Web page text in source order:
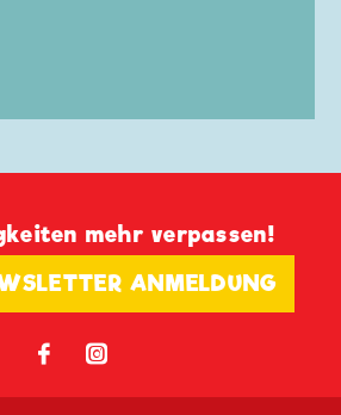
mehr verpassen!
ANMELDUNG
𝖿 📷